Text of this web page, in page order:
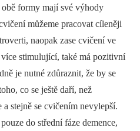
formy mají své výhody
můžeme pracovat cíleněji
naopak zase cvičení ve
stimulující, také má pozitivní
je nutné zdůraznit, že by se
co se ještě daří, než
stejně se cvičením nevylepší.
do střední fáze demence,